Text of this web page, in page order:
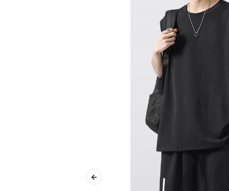
Previous slide